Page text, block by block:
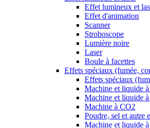
Effet lumineux et
Effet d'animation
Scanner
Stroboscope
Lumière noire
Laser
Boule à facettes
Effets spéciaux (fumée,
Effets spéciaux
Machine et liquide
Machine et liquide
Machine à CO2
Poudre, sel et autre
Machine et liquide